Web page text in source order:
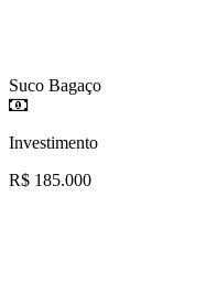
Suco Bagaço
Investimento
R$ 185.000